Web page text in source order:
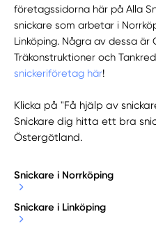
företagssidorna här på Alla
snickare som arbetar i
Linköping. Några av dessa är
Träkonstruktioner och
snickeriföretag här!
Klicka på "Få hjälp av
Snickare dig hitta ett bra
Östergötland.
Snickare i Norrköping
Snickare i Linköping